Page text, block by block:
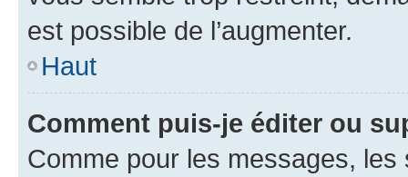
est possible de l’augmenter.
Haut
Comment puis-je éditer ou
Comme pour les messages,